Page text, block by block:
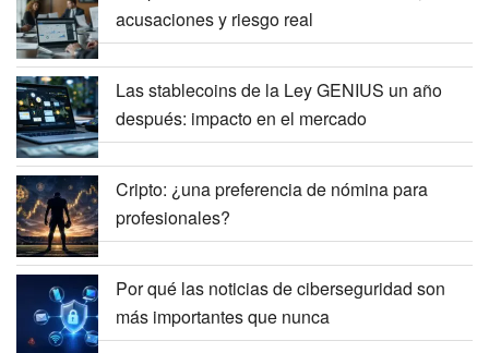
acusaciones y riesgo real
Las stablecoins de la Ley GENIUS un año
después: impacto en el mercado
Cripto: ¿una preferencia de nómina para
profesionales?
Por qué las noticias de ciberseguridad son
más importantes que nunca